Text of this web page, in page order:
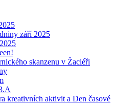
září 2025
skanzenu v Žacléři
kreativních aktivit a Den časové